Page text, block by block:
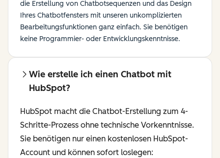
die Erstellung von Chatbotsequenzen und das Design
Ihres Chatbotfensters mit unseren unkomplizierten
Bearbeitungsfunktionen ganz einfach. Sie benötigen
keine Programmier- oder Entwicklungskenntnisse.
Wie erstelle ich einen Chatbot mit
HubSpot?
HubSpot macht die Chatbot-Erstellung zum 4-
Schritte-Prozess ohne technische Vorkenntnisse.
Sie benötigen nur einen kostenlosen HubSpot-
Account und können sofort loslegen: